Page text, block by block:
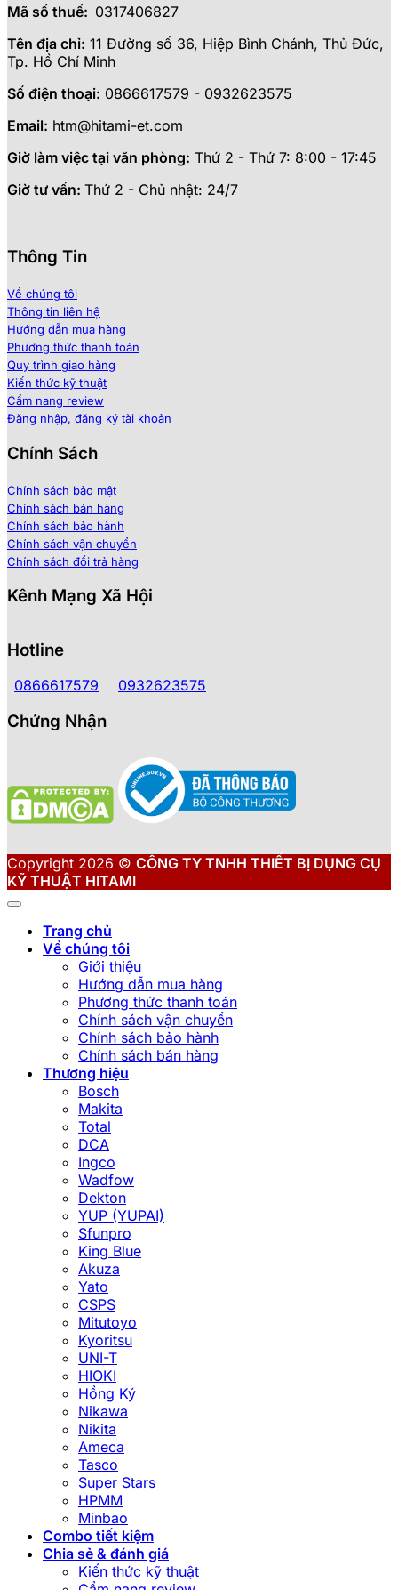
Mã số thuế: 0317406827
Tên địa chỉ: 11 Đường số 36, Hiệp Bình Chánh, Thủ Đức,
Tp. Hồ Chí Minh
Số điện thoại: 0866617579 - 0932623575
Email: htm@hitami-et.com
Giờ làm việc tại văn phòng: Thứ 2 - Thứ 7: 8:00 - 17:45
Giờ tư vấn: Thứ 2 - Chủ nhật: 24/7
Thông Tin
Về chúng tôi
Thông tin liên hệ
Hướng dẫn mua hàng
Phương thức thanh toán
Quy trình giao hàng
Kiến thức kỹ thuật
Cẩm nang review
Đăng nhập, đăng ký tài khoản
Chính Sách
Chính sách bảo mật
Chính sách bán hàng
Chính sách bảo hành
Chính sách vận chuyển
Chính sách đổi trả hàng
Kênh Mạng Xã Hội
Hotline
0866617579 0932623575
Chứng Nhận
Copyright 2026 © CÔNG TY TNHH THIẾT BỊ DỤNG CỤ
KỸ THUẬT HITAMI
Trang chủ
Về chúng tôi
Giới thiệu
Hướng dẫn mua hàng
Phương thức thanh toán
Chính sách vận chuyển
Chính sách bảo hành
Chính sách bán hàng
Thương hiệu
Bosch
Makita
Total
DCA
Ingco
Wadfow
Dekton
YUP (YUPAI)
Sfunpro
King Blue
Akuza
Yato
CSPS
Mitutoyo
Kyoritsu
UNI-T
HIOKI
Hồng Ký
Nikawa
Nikita
Ameca
Tasco
Super Stars
HPMM
Minbao
Combo tiết kiệm
Chia sẻ & đánh giá
Kiến thức kỹ thuật